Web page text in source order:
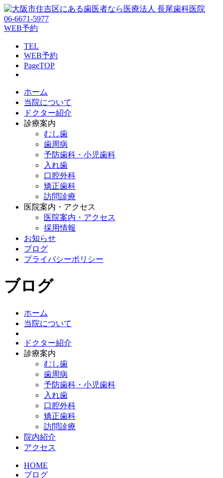
06-6671-5977
WEB予約
TEL
WEB予約
PageTOP
ホーム
当院について
ドクター紹介
診療案内
むし歯
歯周病
予防歯科・小児歯科
入れ歯
口腔外科
矯正歯科
訪問診療
医院案内・アクセス
医院案内・アクセス
採用情報
お知らせ
ブログ
プライバシーポリシー
ブログ
ホーム
当院について
ドクター紹介
診療案内
むし歯
歯周病
予防歯科・小児歯科
入れ歯
口腔外科
矯正歯科
訪問診療
院内紹介
アクセス
HOME
ブログ